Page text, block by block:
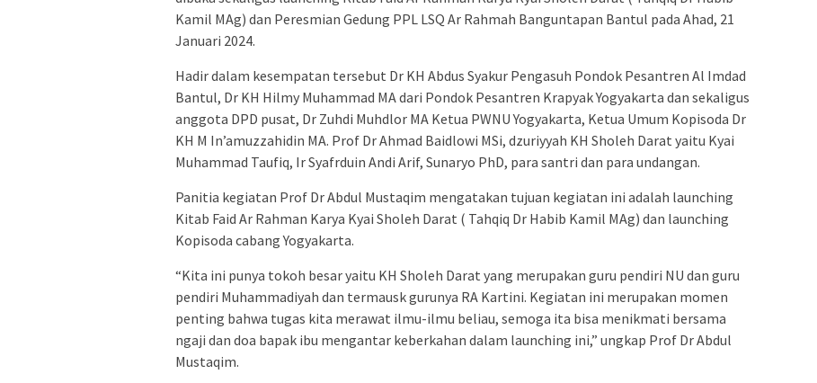
Kamil MAg) dan Peresmian Gedung PPL LSQ Ar Rahmah Banguntapan Bantul pada Ahad, 21
Januari 2024.
Hadir dalam kesempatan tersebut Dr KH Abdus Syakur Pengasuh Pondok Pesantren Al Imdad
Bantul, Dr KH Hilmy Muhammad MA dari Pondok Pesantren Krapyak Yogyakarta dan sekaligus
anggota DPD pusat, Dr Zuhdi Muhdlor MA Ketua PWNU Yogyakarta, Ketua Umum Kopisoda Dr
KH M In’amuzzahidin MA. Prof Dr Ahmad Baidlowi MSi, dzuriyyah KH Sholeh Darat yaitu Kyai
Muhammad Taufiq, Ir Syafrduin Andi Arif, Sunaryo PhD, para santri dan para undangan.
Panitia kegiatan Prof Dr Abdul Mustaqim mengatakan tujuan kegiatan ini adalah launching
Kitab Faid Ar Rahman Karya Kyai Sholeh Darat ( Tahqiq Dr Habib Kamil MAg) dan launching
Kopisoda cabang Yogyakarta.
“Kita ini punya tokoh besar yaitu KH Sholeh Darat yang merupakan guru pendiri NU dan guru
pendiri Muhammadiyah dan termausk gurunya RA Kartini. Kegiatan ini merupakan momen
penting bahwa tugas kita merawat ilmu-ilmu beliau, semoga ita bisa menikmati bersama
ngaji dan doa bapak ibu mengantar keberkahan dalam launching ini,” ungkap Prof Dr Abdul
Mustaqim.